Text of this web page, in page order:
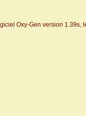
Oxy-Gen version 1.39s,